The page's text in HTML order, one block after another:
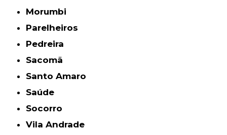
Morumbi
Parelheiros
Pedreira
Sacomã
Santo Amaro
Saúde
Socorro
Vila Andrade